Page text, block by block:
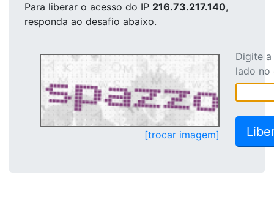
Para liberar o acesso do IP 216.73.217.140,
responda ao desafio abaixo.
[trocar imagem]
Digite
lado no